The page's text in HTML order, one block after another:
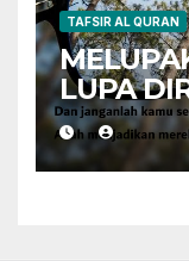
TAFSIR AL QURAN
LUPA